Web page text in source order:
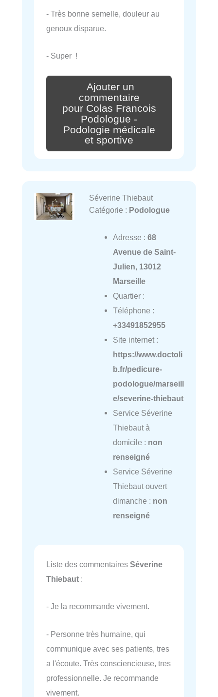
- Très bonne semelle, douleur au
genoux disparue.
- Super !
Ajouter un
commentaire
pour Colas Francois
Podologue -
Podologie médicale
et sportive
Séverine Thiebaut
Catégorie : Podologue
Adresse : 68
Avenue de Saint-
Julien, 13012
Marseille
Quartier :
Téléphone :
+33491852955
Site internet :
https://www.doctoli
b.fr/pedicure-
podologue/marseill
e/severine-thiebaut
Service Séverine
Thiebaut à
domicile : non
renseigné
Service Séverine
Thiebaut ouvert
dimanche : non
renseigné
Liste des commentaires Séverine
Thiebaut :
- Je la recommande vivement.
- Personne très humaine, qui
communique avec ses patients, tres
a l'écoute. Très consciencieuse, tres
professionnelle. Je recommande
vivement.